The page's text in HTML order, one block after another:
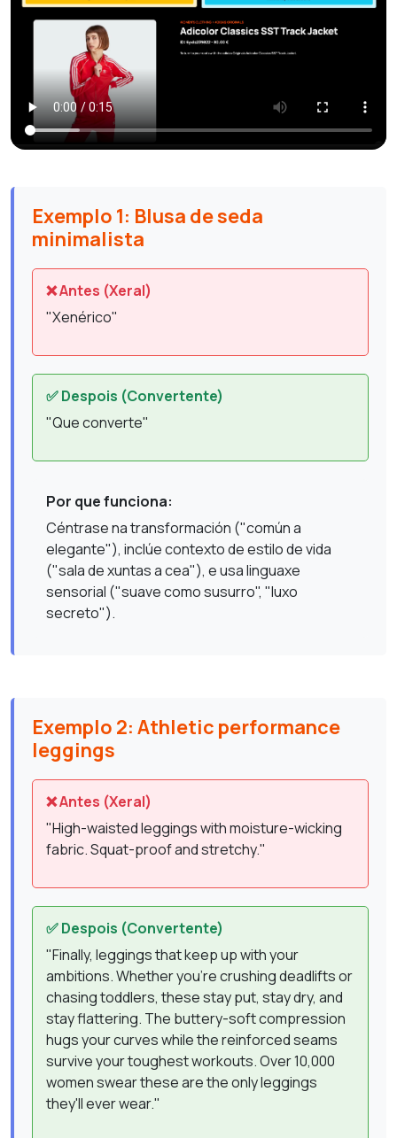
Exemplo 1: Blusa de seda
minimalista
❌ Antes (Xeral)
"Xenérico"
✅ Despois (Convertente)
"Que converte"
Por que funciona:
Céntrase na transformación ("común a
elegante"), inclúe contexto de estilo de vida
("sala de xuntas a cea"), e usa linguaxe
sensorial ("suave como susurro", "luxo
secreto").
Exemplo 2: Athletic performance
leggings
❌ Antes (Xeral)
"High-waisted leggings with moisture-wicking
fabric. Squat-proof and stretchy."
✅ Despois (Convertente)
"Finally, leggings that keep up with your
ambitions. Whether you're crushing deadlifts or
chasing toddlers, these stay put, stay dry, and
stay flattering. The buttery-soft compression
hugs your curves while the reinforced seams
survive your toughest workouts. Over 10,000
women swear these are the only leggings
they'll ever wear."